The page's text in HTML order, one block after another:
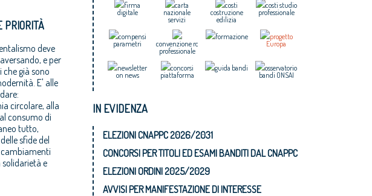
PRIORITÀ
deve
e per
già sono
E' alle
circolare, alla
consumo di
tutto,
sfide del
e
firma
digitale
carta
nazionale
servizi
costi
costruzione
edilizia
costi studio
professionale
compensi
parametri
convenzione rc
professionale
formazione
progetto
Europa
newsletter
on news
concorsi
piattaforma
guida bandi
osservatorio
bandi ONSAI
IN EVIDENZA
ELEZIONI CNAPPC 2026/2031
CONCORSI PER TITOLI ED ESAMI BANDITI DAL CNAPPC
ELEZIONI ORDINI 2025/2029
AVVISI PER MANIFESTAZIONE DI INTERESSE